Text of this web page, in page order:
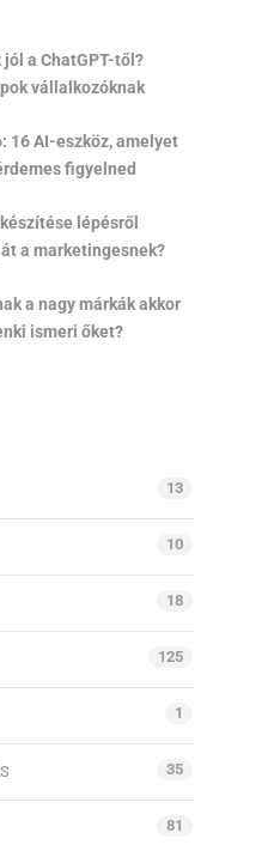
jól a ChatGPT-től?
vállalkozóknak
16 AI-eszköz, amelyet
figyelned
lépésről
a marketingesnek?
a nagy márkák akkor
ismeri őket?
13
10
18
125
1
35
81